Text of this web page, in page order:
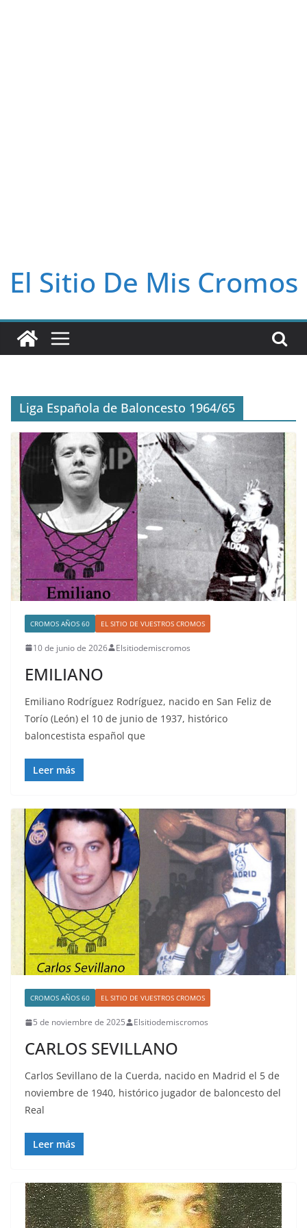
El Sitio De Mis Cromos
Liga Española de Baloncesto 1964/65
CROMOS AÑOS 60 EL SITIO DE VUESTROS CROMOS
10 de junio de 2026 Elsitiodemiscromos
EMILIANO
Emiliano Rodríguez Rodríguez, nacido en San Feliz de
Torío (León) el 10 de junio de 1937, histórico
baloncestista español que
Leer más
CROMOS AÑOS 60 EL SITIO DE VUESTROS CROMOS
5 de noviembre de 2025 Elsitiodemiscromos
CARLOS SEVILLANO
Carlos Sevillano de la Cuerda, nacido en Madrid el 5 de
noviembre de 1940, histórico jugador de baloncesto del
Real
Leer más